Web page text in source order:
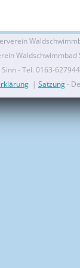
Waldschwimmbad
Sinn - Tel. 0163-
| Satzung-